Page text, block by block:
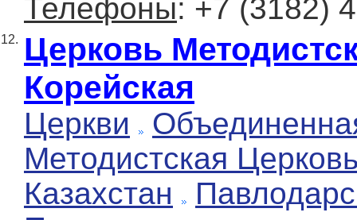
Телефоны: +7 (3182)
12. Церковь
Корейская
Церкви
Методистская
Казахстан